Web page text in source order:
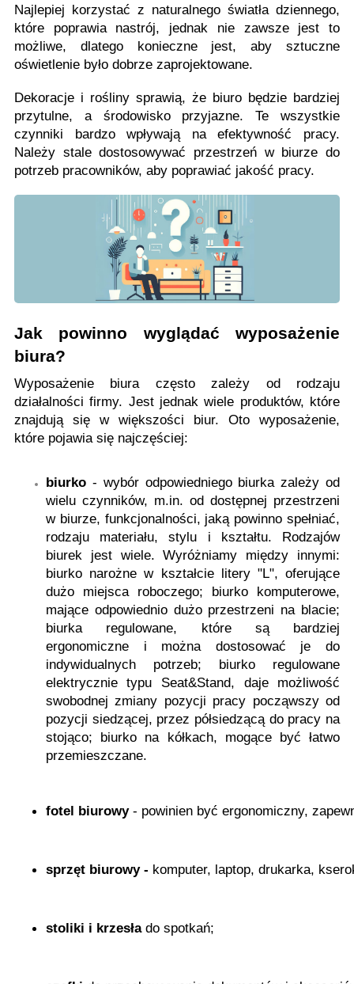
Najlepiej korzystać z naturalnego światła dziennego,
które poprawia nastrój, jednak nie zawsze jest to
możliwe, dlatego konieczne jest, aby sztuczne
oświetlenie było dobrze zaprojektowane.
Dekoracje i rośliny sprawią, że biuro będzie bardziej
przytulne, a środowisko przyjazne. Te wszystkie
czynniki bardzo wpływają na efektywność pracy.
Należy stale dostosowywać przestrzeń w biurze do
potrzeb pracowników, aby poprawiać jakość pracy.
Jak powinno wyglądać wyposażenie
biura?
Wyposażenie biura często zależy od rodzaju
działalności firmy. Jest jednak wiele produktów, które
znajdują się w większości biur. Oto wyposażenie,
które pojawia się najczęściej:
biurko- wybór odpowiedniego biurka zależy od
wielu czynników, m.in. od dostępnej przestrzeni
w biurze, funkcjonalności, jaką powinno spełniać,
rodzaju materiału, stylu i kształtu. Rodzajów
biurek jest wiele. Wyróżniamy między innymi:
biurko narożne w kształcie litery "L", oferujące
dużo miejsca roboczego; biurko komputerowe,
mające odpowiednio dużo przestrzeni na blacie;
biurka regulowane, które są bardziej
ergonomiczne i można dostosować je do
indywidualnych potrzeb; biurko regulowane
elektrycznie typu Seat&Stand, daje możliwość
swobodnej zmiany pozycji pracy począwszy od
pozycji siedzącej, przez półsiedzącą do pracy na
stojąco; biurko na kółkach, mogące być łatwo
przemieszczane.
fotel biurowy - powinien być ergonomiczny,
sprzęt biurowy - komputer, laptop, drukarka,
stoliki i krzesła do spotkań;